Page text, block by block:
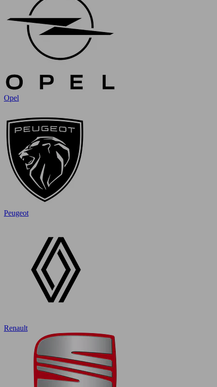
Opel
Peugeot
Renault